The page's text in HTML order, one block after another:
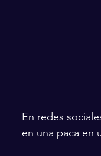
En redes
en una paca en